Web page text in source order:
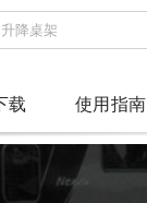
载 使用指南